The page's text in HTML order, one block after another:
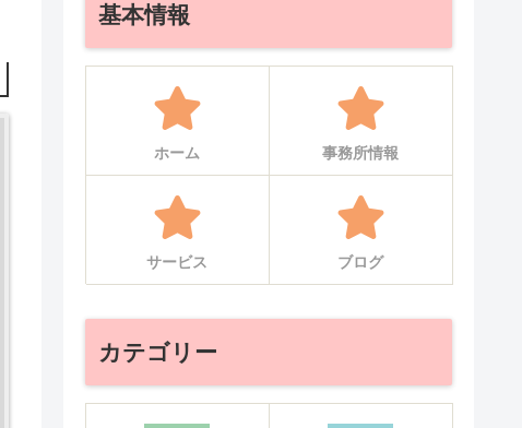
基本情報
ホーム 事務所情報
サービス ブログ
カテゴリー